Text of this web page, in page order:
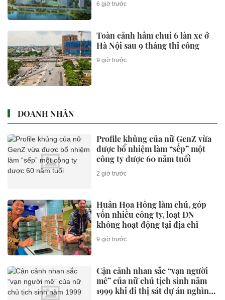
6 giờ trước
Toàn cảnh hầm chui 6 làn xe ở
Hà Nội sau 9 tháng thi công
9 giờ trước
DOANH NHÂN
Profile khủng của nữ GenZ vừa
được bổ nhiệm làm “sếp” một
công ty dược 60 năm tuổi
2 giờ trước
Huấn Hoa Hồng làm chủ, góp
vốn nhiều công ty, loạt DN
không hoạt động tại địa chỉ
9 giờ trước
Cận cảnh nhan sắc “vạn người
mê” của nữ chủ tịch sinh năm
1999 khi đi thị sát dự án nghìn